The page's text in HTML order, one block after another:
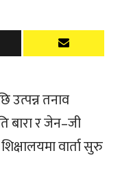
उत्पन्न तनाव
बारा र जेन–जी
वार्ता सुरु